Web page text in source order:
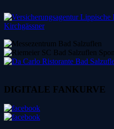
DIGITALE FANKURVE